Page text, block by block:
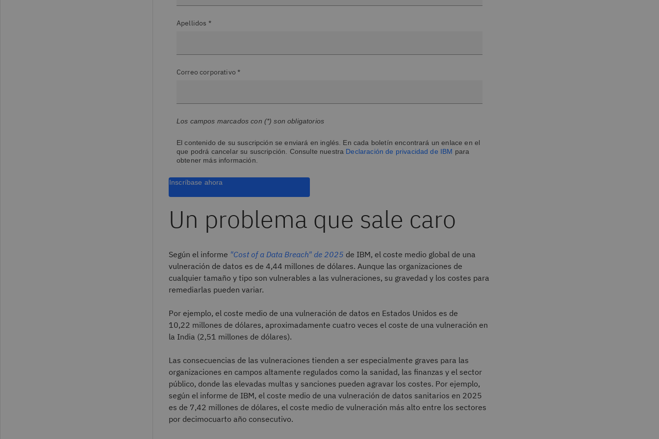
Apellidos *
Correo corporativo *
Los campos marcados con (*) son obligatorios
El contenido de su suscripción se enviará en inglés. En cada boletín encontrará un enlace en el
que podrá cancelar su suscripción. Consulte nuestra Declaración de privacidad de IBM para
obtener más información.
Inscríbase ahora
Un problema que sale caro
Según el informe "Cost of a Data Breach" de 2025 de IBM, el coste medio global de una
vulneración de datos es de 4,44 millones de dólares. Aunque las organizaciones de
cualquier tamaño y tipo son vulnerables a las vulneraciones, su gravedad y los costes para
remediarlas pueden variar.
Por ejemplo, el coste medio de una vulneración de datos en Estados Unidos es de
10,22 millones de dólares, aproximadamente cuatro veces el coste de una vulneración en
la India (2,51 millones de dólares).
Las consecuencias de las vulneraciones tienden a ser especialmente graves para las
organizaciones en campos altamente regulados como la sanidad, las finanzas y el sector
público, donde las elevadas multas y sanciones pueden agravar los costes. Por ejemplo,
según el informe de IBM, el coste medio de una vulneración de datos sanitarios en 2025
es de 7,42 millones de dólares, el coste medio de vulneración más alto entre los sectores
por decimocuarto año consecutivo.